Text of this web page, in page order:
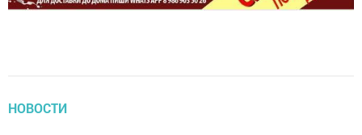
НОВОСТИ